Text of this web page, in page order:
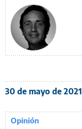
30 de mayo de 2021
Opinión